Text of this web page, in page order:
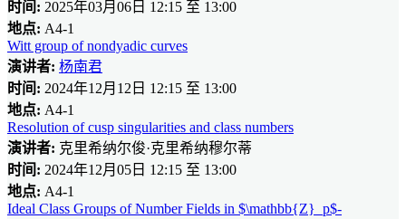
时间: 2025年03月06日 12:15 至 13:00
地点: A4-1
Witt group of nondyadic curves
演讲者: 杨南君
时间: 2024年12月12日 12:15 至 13:00
地点: A4-1
Resolution of cusp singularities and class numbers
演讲者: 克里希纳尔俊·克里希纳穆尔蒂
时间: 2024年12月05日 12:15 至 13:00
地点: A4-1
Ideal Class Groups of Number Fields in $\mathbb{Z}_p$​-